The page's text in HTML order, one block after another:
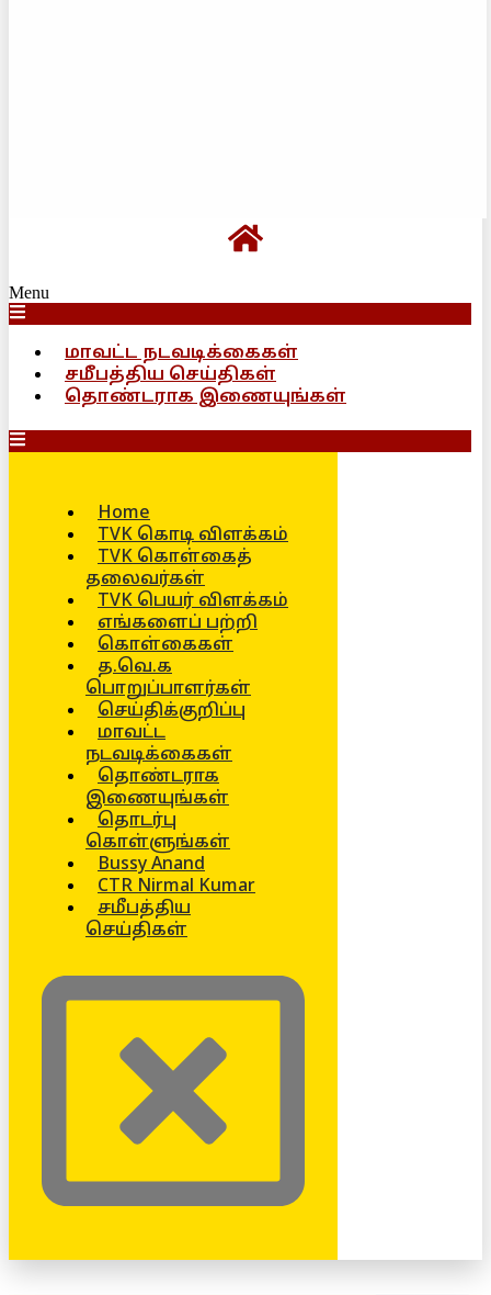
Menu
மாவட்ட நடவடிக்கைகள்
சமீபத்திய செய்திகள்
தொண்டராக இணையுங்கள்
Home
TVK கொடி விளக்கம்
TVK கொள்கைத்
தலைவர்கள்
TVK பெயர் விளக்கம்
எங்களைப் பற்றி
கொள்கைகள்
த.வெ.க
பொறுப்பாளர்கள்
செய்திக்குறிப்பு
மாவட்ட
நடவடிக்கைகள்
தொண்டராக
இணையுங்கள்
தொடர்பு
கொள்ளுங்கள்
Bussy Anand
CTR Nirmal Kumar
சமீபத்திய
செய்திகள்